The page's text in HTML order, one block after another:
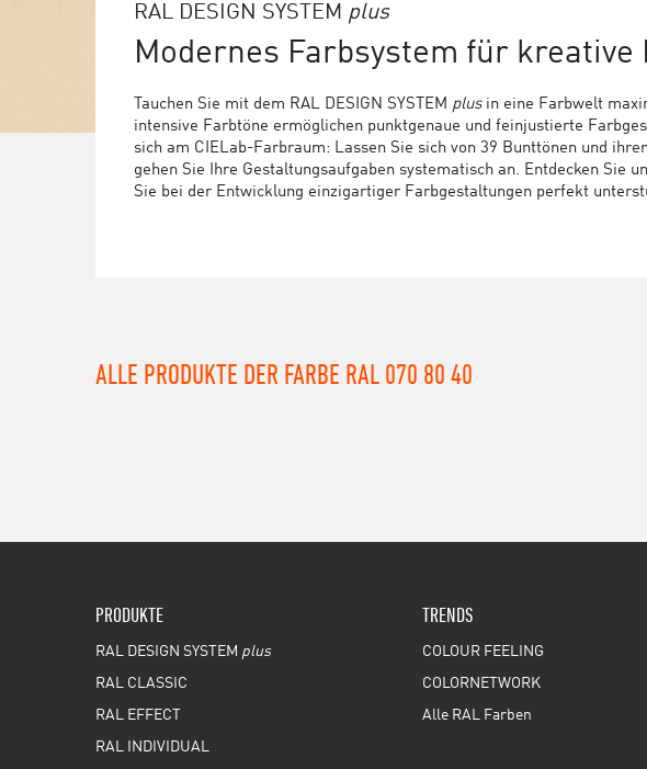
RAL DESIGN SYSTEM plus
Modernes Farbsystem für kreative
Tauchen Sie mit dem RAL DESIGN SYSTEM plusin eine Farbwelt
intensive Farbtöne ermöglichen punktgenaue und feinjustierte
sich am CIELab-Farbraum: Lassen Sie sich von 39 Bunttönen und
gehen Sie Ihre Gestaltungsaufgaben systematisch an. Entdecken Sie
Sie bei der Entwicklung einzigartiger Farbgestaltungen perfekt
ALLE PRODUKTE DER FARBE RAL 070 80 40
PRODUKTE
RAL DESIGN SYSTEM plus
RAL CLASSIC
RAL EFFECT
RAL INDIVIDUAL
TRENDS
COLOUR FEELING
COLORNETWORK
Alle RAL Farben